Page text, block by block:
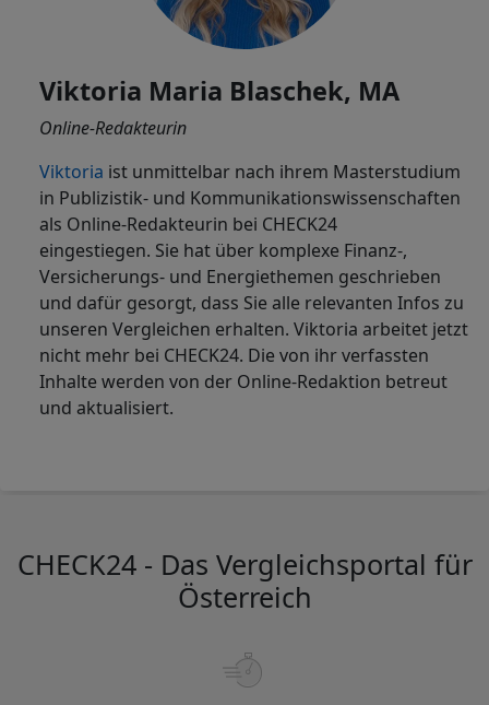
Viktoria Maria Blaschek, MA
Online-Redakteurin
Viktoria ist unmittelbar nach ihrem Masterstudium
in Publizistik- und Kommunikationswissenschaften
als Online-Redakteurin bei CHECK24
eingestiegen. Sie hat über komplexe Finanz-,
Versicherungs- und Energiethemen geschrieben
und dafür gesorgt, dass Sie alle relevanten Infos zu
unseren Vergleichen erhalten. Viktoria arbeitet jetzt
nicht mehr bei CHECK24. Die von ihr verfassten
Inhalte werden von der Online-Redaktion betreut
und aktualisiert.
CHECK24 - Das Vergleichsportal für
Österreich